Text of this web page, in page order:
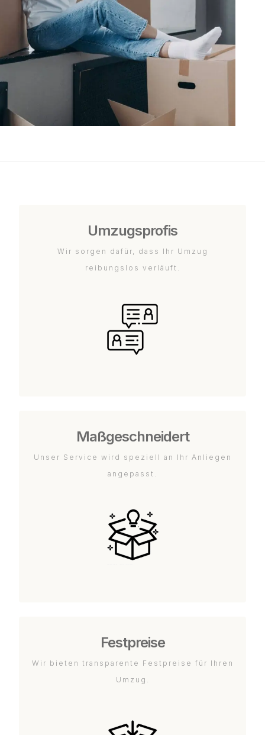
Umzugsprofis
Wir sorgen dafür, dass Ihr Umzug
reibungslos verläuft.
Maßgeschneidert
Unser Service wird speziell an Ihr Anliegen
angepasst.
Festpreise
Wir bieten transparente Festpreise für Ihren
Umzug.